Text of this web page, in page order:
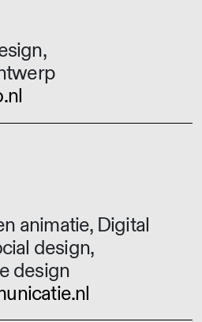
animatie, Digital
design,
design